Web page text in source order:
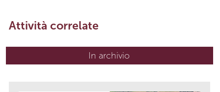
Attività correlate
In archivio